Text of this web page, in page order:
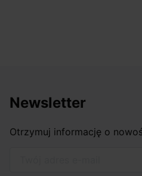
Newsletter
Otrzymuj informację o